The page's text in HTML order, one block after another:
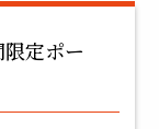
定ポー